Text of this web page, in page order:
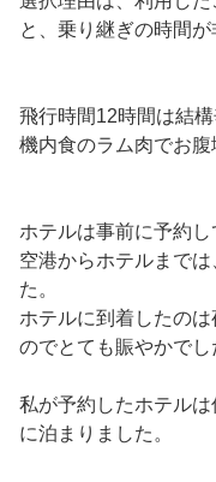
と、乗り継ぎの時間が
飛行時間12時間は結構
機内食のラム肉でお腹
ホテルは事前に予約し
空港からホテルまで
た。
ホテルに到着したの
のでとても賑やかでし
私が予約したホテル
に泊まりました。